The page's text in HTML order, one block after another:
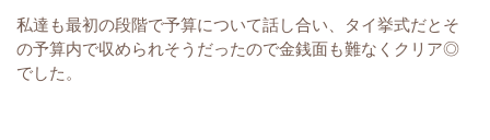
私達も最初の段階で予算について話し合い、タイ挙式だとそ
の予算内で収められそうだったので金銭面も難なくクリア◎
でした。